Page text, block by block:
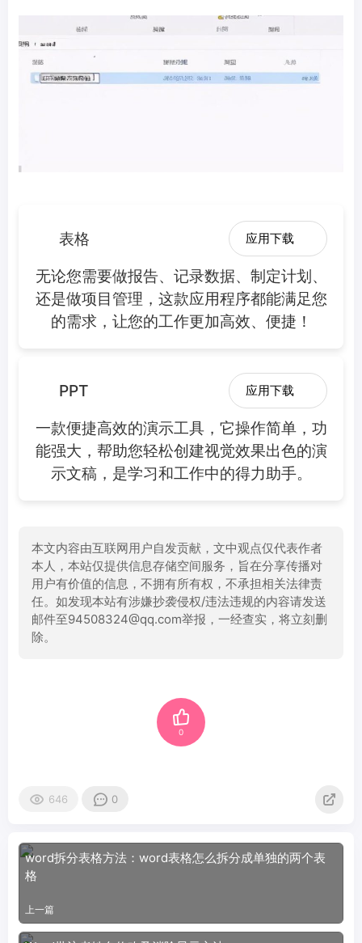
表格 应用下载
无论您需要做报告、记录数据、制定计划、
还是做项目管理，这款应用程序都能满足您
的需求，让您的工作更加高效、便捷！
PPT 应用下载
一款便捷高效的演示工具，它操作简单，功
能强大，帮助您轻松创建视觉效果出色的演
示文稿，是学习和工作中的得力助手。
本文内容由互联网用户自发贡献，文中观点仅代表作者
本人，本站仅提供信息存储空间服务，旨在分享传播对
用户有价值的信息，不拥有所有权，不承担相关法律责
任。如发现本站有涉嫌抄袭侵权/违法违规的内容请发送
邮件至94508324@qq.com举报，一经查实，将立刻删
除。
0
646 0
word拆分表格方法：word表格怎么拆分成单独的两个表
格
上一篇